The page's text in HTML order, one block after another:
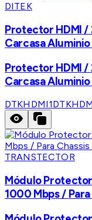
DITEK
Protector HDMI /
Carcasa
Protector HDMI /
Carcasa
DTKHDMI1
TRANSTECTOR
Módulo
1000 Mbps / Para